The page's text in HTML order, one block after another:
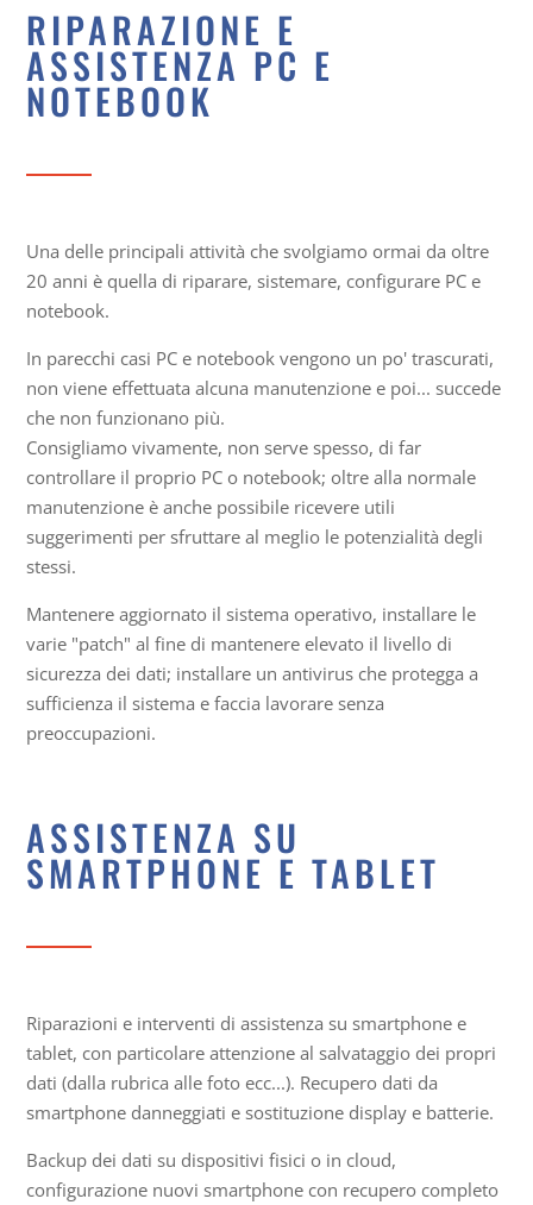
RIPARAZIONE E
ASSISTENZA PC E
NOTEBOOK
Una delle principali attività che svolgiamo ormai da oltre
20 anni è quella di riparare, sistemare, configurare PC e
notebook.
In parecchi casi PC e notebook vengono un po' trascurati,
non viene effettuata alcuna manutenzione e poi... succede
che non funzionano più.
Consigliamo vivamente, non serve spesso, di far
controllare il proprio PC o notebook; oltre alla normale
manutenzione è anche possibile ricevere utili
suggerimenti per sfruttare al meglio le potenzialità degli
stessi.
Mantenere aggiornato il sistema operativo, installare le
varie "patch" al fine di mantenere elevato il livello di
sicurezza dei dati; installare un antivirus che protegga a
sufficienza il sistema e faccia lavorare senza
preoccupazioni.
ASSISTENZA SU
SMARTPHONE E TABLET
Riparazioni e interventi di assistenza su smartphone e
tablet, con particolare attenzione al salvataggio dei propri
dati (dalla rubrica alle foto ecc...). Recupero dati da
smartphone danneggiati e sostituzione display e batterie.
Backup dei dati su dispositivi fisici o in cloud,
configurazione nuovi smartphone con recupero completo